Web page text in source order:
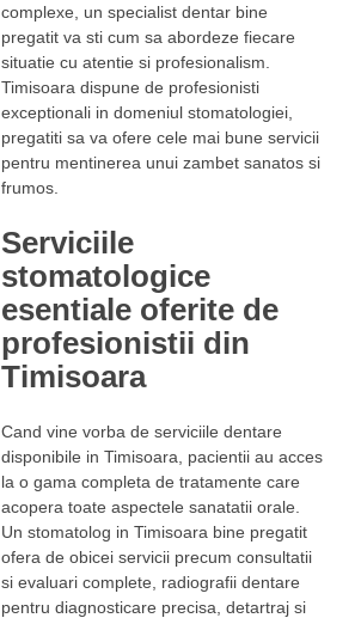
complexe, un specialist dentar bine
pregatit va sti cum sa abordeze fiecare
situatie cu atentie si profesionalism.
Timisoara dispune de profesionisti
exceptionali in domeniul stomatologiei,
pregatiti sa va ofere cele mai bune servicii
pentru mentinerea unui zambet sanatos si
frumos.
Serviciile
stomatologice
esentiale oferite de
profesionistii din
Timisoara
Cand vine vorba de serviciile dentare
disponibile in Timisoara, pacientii au acces
la o gama completa de tratamente care
acopera toate aspectele sanatatii orale.
Un stomatolog in Timisoara bine pregatit
ofera de obicei servicii precum consultatii
si evaluari complete, radiografii dentare
pentru diagnosticare precisa, detartraj si